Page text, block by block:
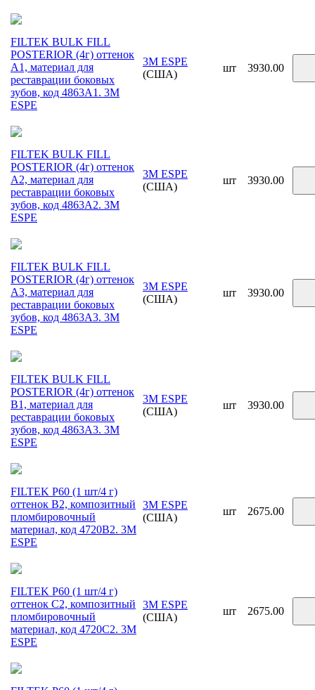
FILTEK BULK FILL
POSTERIOR (4г) оттенок
A1, материал для
реставрации боковых
зубов, код 4863A1. 3М
ESPE
3M ESPE
(США)
шт 3930.00
FILTEK BULK FILL
POSTERIOR (4г) оттенок
A2, материал для
реставрации боковых
зубов, код 4863A2. 3М
ESPE
3M ESPE
(США)
шт 3930.00
FILTEK BULK FILL
POSTERIOR (4г) оттенок
A3, материал для
реставрации боковых
зубов, код 4863A3. 3М
ESPE
3M ESPE
(США)
шт 3930.00
FILTEK BULK FILL
POSTERIOR (4г) оттенок
B1, материал для
реставрации боковых
зубов, код 4863A3. 3М
ESPE
3M ESPE
(США)
шт 3930.00
FILTEK P60 (1 шт/4 г)
оттенок B2, композитный
пломбировочный
материал, код 4720B2. 3М
ESPE
3M ESPE
(США)
шт 2675.00
FILTEK P60 (1 шт/4 г)
оттенок C2, композитный
пломбировочный
материал, код 4720C2. 3М
ESPE
3M ESPE
(США)
шт 2675.00